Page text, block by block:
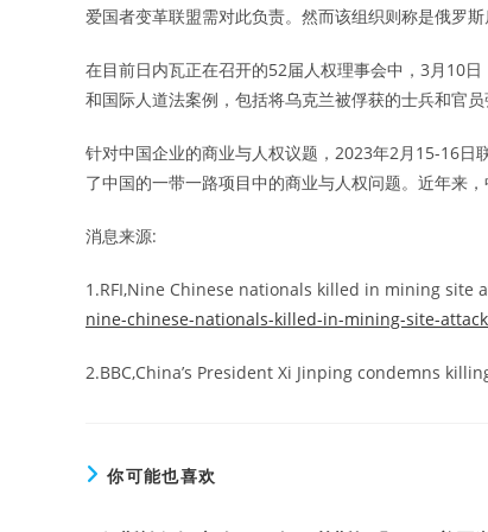
爱国者变革联盟需对此负责。然而该组织则称是俄罗
在目前日内瓦正在召开的52届人权理事会中，3月10
和国际人道法案例，包括将乌克兰被俘获的士兵和官员
针对中国企业的商业与人权议题，2023年2月15-16日
了中国的一带一路项目中的商业与人权问题。近年来
消息来源:
1.RFI,Nine Chinese nationals killed in mining site
nine-chinese-nationals-killed-in-mining-site-
2.BBC,China’s President Xi Jinping condemns
你可能也喜欢